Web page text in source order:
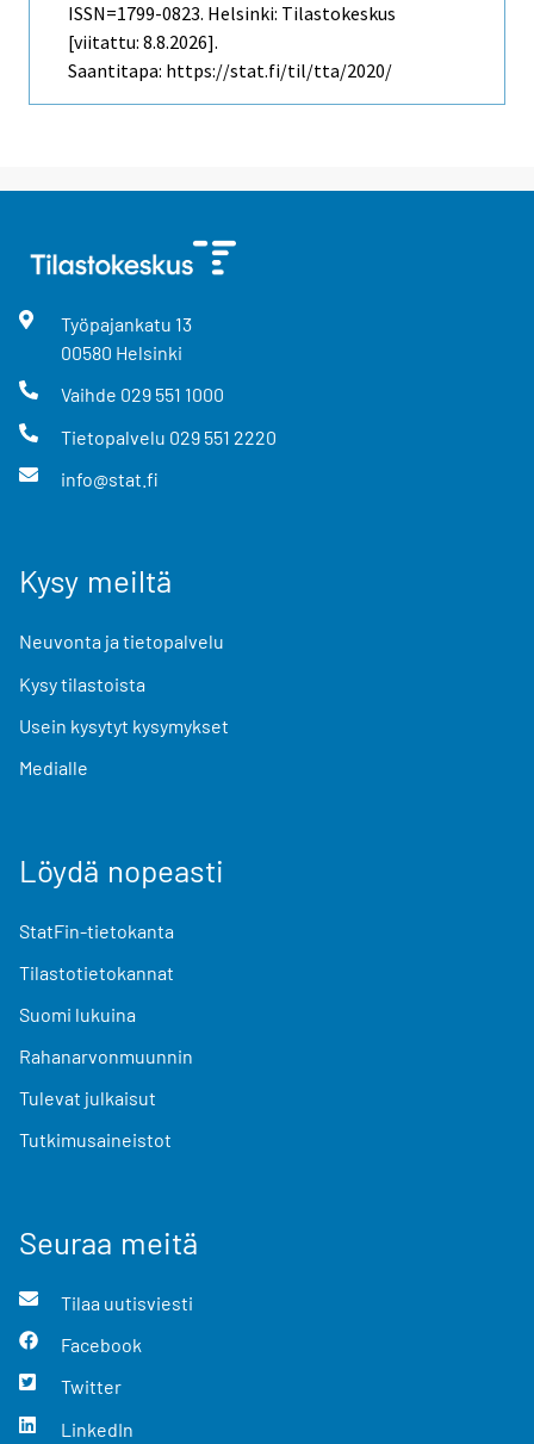
ISSN=1799-0823. Helsinki: Tilastokeskus
[viitattu: 8.8.2026].
Saantitapa: https://stat.fi/til/tta/2020/
Työpajankatu 13
00580 Helsinki
Vaihde 029 551 1000
Tietopalvelu 029 551 2220
info@stat.fi
Kysy meiltä
Neuvonta ja tietopalvelu
Kysy tilastoista
Usein kysytyt kysymykset
Medialle
Löydä nopeasti
StatFin-tietokanta
Tilastotietokannat
Suomi lukuina
Rahanarvonmuunnin
Tulevat julkaisut
Tutkimusaineistot
Seuraa meitä
Tilaa uutisviesti
Facebook
Twitter
LinkedIn